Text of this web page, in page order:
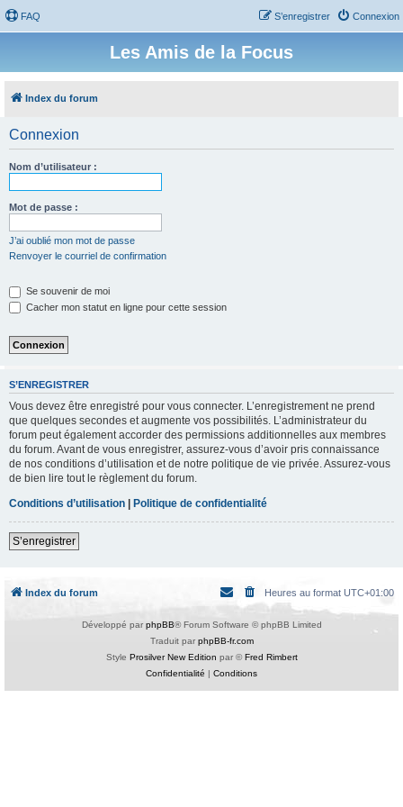
FAQ Connexion
S’enregistrer
Les Amis de la Focus
Index du forum
Connexion
Nom d’utilisateur :
Mot de passe :
J’ai oublié mon mot de passe
Renvoyer le courriel de confirmation
Se souvenir de moi
Cacher mon statut en ligne pour cette session
S’ENREGISTRER
Vous devez être enregistré pour vous connecter. L’enregistrement ne prend
que quelques secondes et augmente vos possibilités. L’administrateur du
forum peut également accorder des permissions additionnelles aux membres
du forum. Avant de vous enregistrer, assurez-vous d’avoir pris connaissance
de nos conditions d’utilisation et de notre politique de vie privée. Assurez-vous
de bien lire tout le règlement du forum.
Conditions d’utilisation | Politique de confidentialité
S’enregistrer
Index du forum Heures au format UTC+01:00
Développé par phpBB® Forum Software © phpBB Limited
Traduit par phpBB-fr.com
Style Prosilver New Edition par ©Fred Rimbert
Confidentialité | Conditions